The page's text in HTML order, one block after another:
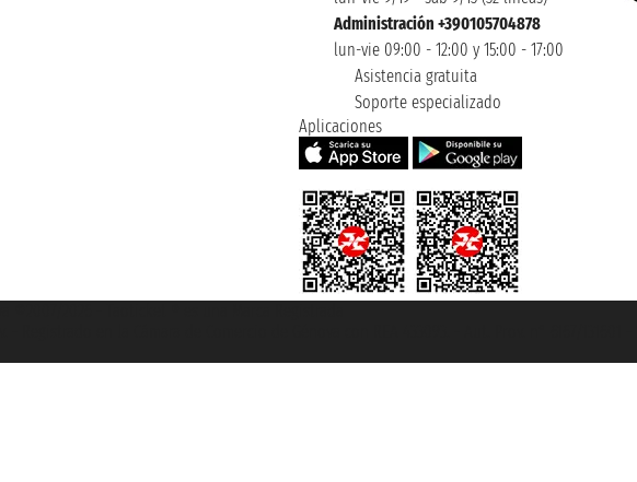
Administración +390105704878
lun-vie 09:00 - 12:00 y 15:00 - 17:00
Asistencia gratuita
Soporte especializado
Aplicaciones